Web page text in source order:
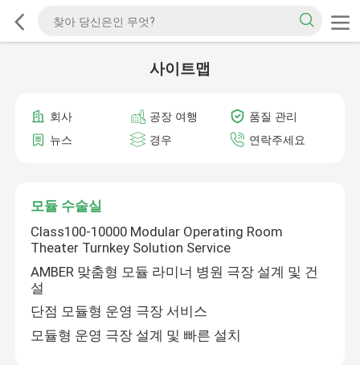
사이트맵
회사 공장 여행
품질 관리
뉴스
경우 연락주세요
모듈 수술실
Class100-10000 Modular Operating Room
Theater Turnkey Solution Service
AMBER 맞춤형 모듈 라미너 병원 극장 설계 및 건
설
단점 모듈형 운영 극장 서비스
모듈형 운영 극장 설계 및 빠른 설치